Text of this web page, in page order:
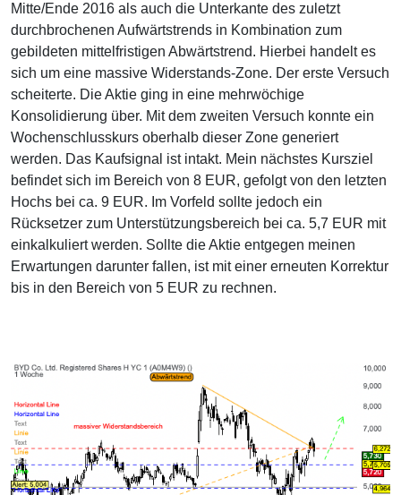
Mitte/Ende 2016 als auch die Unterkante des zuletzt
durchbrochenen Aufwärtstrends in Kombination zum
gebildeten mittelfristigen Abwärtstrend. Hierbei handelt es
sich um eine massive Widerstands-Zone. Der erste Versuch
scheiterte. Die Aktie ging in eine mehrwöchige
Konsolidierung über. Mit dem zweiten Versuch konnte ein
Wochenschlusskurs oberhalb dieser Zone generiert
werden. Das Kaufsignal ist intakt. Mein nächstes Kursziel
befindet sich im Bereich von 8 EUR, gefolgt von den letzten
Hochs bei ca. 9 EUR. Im Vorfeld sollte jedoch ein
Rücksetzer zum Unterstützungsbereich bei ca. 5,7 EUR mit
einkalkuliert werden. Sollte die Aktie entgegen meinen
Erwartungen darunter fallen, ist mit einer erneuten Korrektur
bis in den Bereich von 5 EUR zu rechnen.